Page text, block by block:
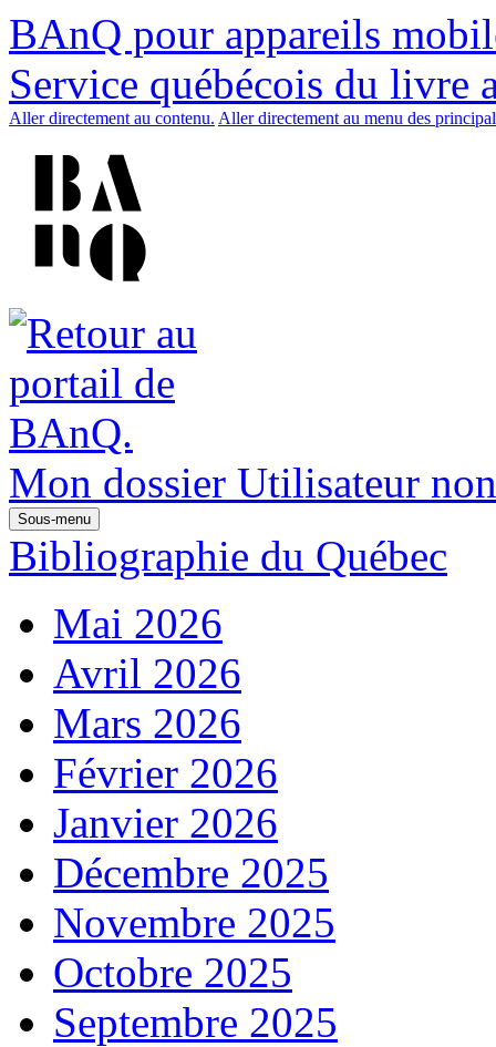
BAnQ pour appareils
Service québécois du livre
Aller directement au contenu. Aller directement au menu des
Mon dossier Utilisateur
Sous-menu
Bibliographie du Québec
Mai 2026
Avril 2026
Mars 2026
Février 2026
Janvier 2026
Décembre 2025
Novembre 2025
Octobre 2025
Septembre 2025